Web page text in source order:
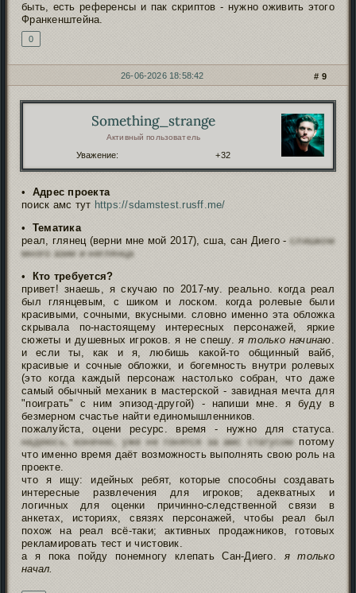
быть, есть референсы и пак скриптов - нужно оживить этого
Франкенштейна.
0
9
26-06-2026 18:58:42
Something_strange
Активный пользователь
Уважение: +32
• Адрес проекта
поиск амс тут https://sdamstest.rusff.me/
• Тематика
реал, глянец (верни мне мой 2017), сша, сан Диего - слишком
много азии и неглянца
•
Кто требуется?
привет! знаешь, я скучаю по 2017-му. реально. когда реал
был глянцевым, с шиком и лоском. когда ролевые были
красивыми, сочными, вкусными. словно именно эта обложка
скрывала по-настоящему интересных персонажей, яркие
сюжеты и душевных игроков. я не спешу. я только начинаю.
и если ты, как и я, любишь какой-то общинный вайб,
красивые и сочные обложки, и богемность внутри ролевых
(это когда каждый персонаж настолько собран, что даже
самый обычный механик в мастерской - завидная мечта для
"поиграть" с ним эпизод-другой) - напиши мне. я буду в
безмерном счастье найти единомышленников.
пожалуйста, оцени ресурс. время - нужно для статуса.
надеюсь, конечно, уже не гонятся за амс статусомпотому
что именно время даёт возможность выполнять свою роль на
проекте.
что я ищу: идейных ребят, которые способны создавать
интересные развлечения для игроков; адекватных и
логичных для оценки причинно-следственной связи в
анкетах, историях, связях персонажей, чтобы реал был
похож на реал всё-таки; активных продажников, готовых
рекламировать тест и чистовик.
а я пока пойду понемногу клепать Сан-Диего.я только
начал.